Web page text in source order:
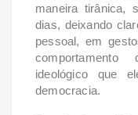
maneira tirânica,
dias, deixando
pessoal, em
comportamento
ideológico que
democracia.